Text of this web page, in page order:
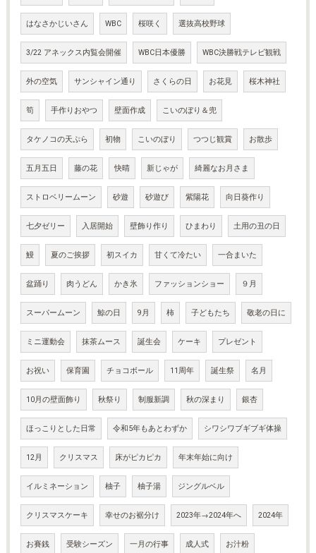
はなさかじいさん WBC 桜咲く 選抜高校野球
3/22 アネックス内覧会開催 WBC日本優勝 WBC決勝戦テレビ観戦
外の空気 サンシャイン通り さくらの日 お花見 桜木神社
筍 手作りおやつ 壁面作成 こいのぼり＆兜
タケノコの天ぷら 初物 こいのぼり つつじ観賞 お散歩
五月五日 藤の花 快晴 新じゃが 綺麗なお月さま
ストロベリームーン 砂遊 砂遊び 紫陽花 向日葵作り
七夕ゼリー 入居開始 壁飾り作り ひまわり 土用の丑の日
鰻 夏のご挨拶 初スイカ 甘くて冷たい 一合まいた
盆踊り 肉うどん かき氷 ファッションショー ９月
スーパームーン 鯨の日 9月 柿 子どもたち 敬老の日に
ミニ運動会 抹茶ムース 誕生会 ケーキ プレゼント
お祝い 保育園 チョコボール 11周年 誕生祭 名月
10月の壁面飾り 秋祭り 制服新調 秋の深まり 銀杏
ほっこりとした日常 令和5年もあとわずか シワシワブギブギ体操
12月 クリスマス 床がピカピカ 年末年始に向け
イルミネーション 柚子 柚子湯 ジングルベル
クリスマスケーキ 幸せのお裾分け 2023年→2024年へ 2024年
お賽銭 受験シーズン 一月の行事 成人式 お汁粉